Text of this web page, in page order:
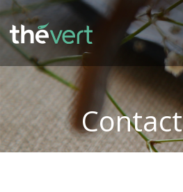
Contact